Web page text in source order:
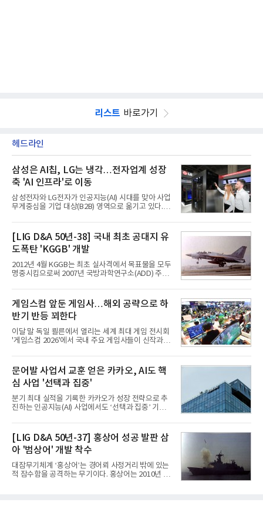
리스트 바로가기
헤드라인
삼성은 AI칩, LG는 냉각…전자업계 성장
축 'AI 인프라'로 이동
삼성전자와 LG전자가 인공지능(AI) 시대를 맞아 사업
무게중심을 기업 대상(B2B) 영역으로 옮기고 있다.
접어든 가운데 삼성전자는 AI 반도체를 중심으로 데
이터센터 생태계 공략을 강화하고 LG전자는 냉각솔
루션·전장·로봇 등 기업용 솔루션 사업 확대에 속도를
내고 있다.9일 업계에 따르면 LG전자는 2분기 생활가
전과 프리미엄 제품 경쟁력에 더해 B2B 사업 확대 효
과로 수익성을 방어한 반면 삼성전자는 디바이스경험
(DX) 부문의 TV·생활가전 수익성이 악화됐다. 대신 삼
사업 확대
[LIG D&A 50년-38] 국내 최초 공대지 유
도폭탄 'KGGB' 개발
2012년 4월 KGGB는 최초 실사격에서 목표물을 모두
명중시킴으로써 2007년 국방과학연구소(ADD) 주관
체로 참여했다. 체계개발에는 총 400여억 원의 개발
비와 62개월의 기간이 소요됐다. 한국형 GPS 유도폭
탄 KGGB(Korea GPS Guided Bomb)는 국내 최초
의 공대지 유도폭탄으로 2012년에 최종 전투용 적합
판정을 받았다.우리 공군이 운용하는 모든 전투기에
탑재할 수 있는 KGGB는 일반목적폭탄(General
Purpose Bomb)에 장착하여 운용토록 개발됐다.이
는 조종사가 휴대하는 명령통신장치(PDU, P
게임스컴 앞둔 게임사…해외 공략으로 하
반기 반등 꾀한다
이달 말 독일 쾰른에서 열리는 세계 최대 게임 전시회
'게임스컴 2026'에서 국내 주요 게임사들이 신작과 글
체별로 엇갈린 가운데 하반기 신작 흥행과 해외 시장
성과가 실적을 좌우할 핵심 변수로 떠오르고 있다.8일
업계에 따르면 올해 상반기 게임업계는 기업별 성적
표가 크게 갈렸다. 대표적으로 크래프톤은 'PUBG: 배
틀그라운드'의 안정적인 성장에 힘입어 상반기 연결
기준 매출 2조6616억원, 영업이익 9725억원으로 역
대 최대 실적을 기록했다. 엔씨도 올해 출시한 '아이온
동기 대
문어발 사업서 교훈 얻은 카카오, AI도 핵
심 사업 '선택과 집중'
분기 최대 실적을 기록한 카카오가 성장 전략으로 추
진하는 인공지능(AI) 사업에서도 ‘선택과 집중’ 기조
라 투자에 나서는 것과 달리, 카카오는 ‘카카오톡’이
라는 플랫폼 경쟁력을 활용한 AI 에이전트 서비스에
집중하는 전략이다. 과거 무리한 사업 확장 과정에서
겪었던 시행착오를 되풀이하지 않고 핵심 역량에 집
중하겠다는 취지로 풀이된다.7일 업계에 따르면 카카
오는 올해 2분기 연결 기준 매출 2조985억원, 영업이
익 2770억원을 기록했다. 전년 동기 대비 매출과 영업
[LIG D&A 50년-37] 홍상어 성공 발판 삼
아 '범상어' 개발 착수
대잠무기체계 ‘홍상어’는 경어뢰 사정거리 밖에 있는
적 잠수함을 공격하는 무기이다. 홍상어는 2010년 넥